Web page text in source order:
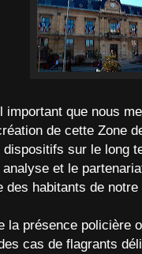
important que nous
de cette Zone
dispositifs sur le long
et le
des habitants de notre
la présence policière
cas de flagrants